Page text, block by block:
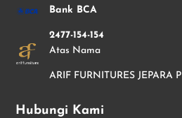
Bank BCA
2477-154-154
Atas Nama
ARIF FURNITURES JEPARA P
Hubungi Kami